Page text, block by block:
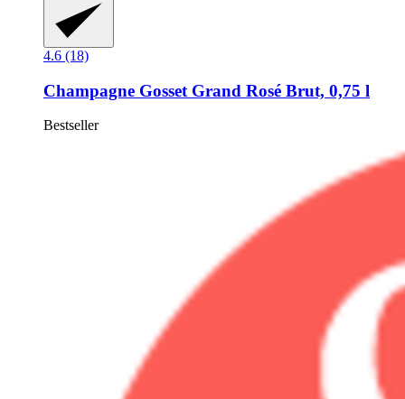
4.6 (18)
Champagne Gosset Grand Rosé Brut, 0,75 l
Bestseller